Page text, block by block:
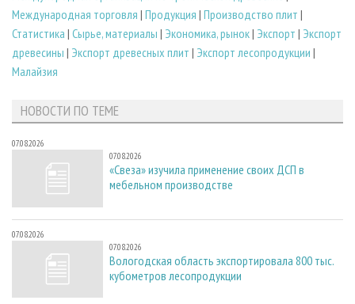
Международная торговля | Продукция | Производство плит |
Статистика | Сырье, материалы | Экономика, рынок| Экспорт | Экспорт
древесины | Экспорт древесных плит | Экспорт лесопродукции |
Малайзия
НОВОСТИ ПО ТЕМЕ
07.08.2026
07.08.2026
«Свеза» изучила применение своих ДСП в
мебельном производстве
07.08.2026
07.08.2026
Вологодская область экспортировала 800 тыс.
кубометров лесопродукции